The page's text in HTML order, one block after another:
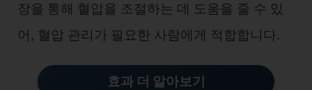
장을 통해 혈압을 조절하는 데 도움을 줄 수 있
어, 혈압 관리가 필요한 사람에게 적합합니다.
효과 더 알아보기